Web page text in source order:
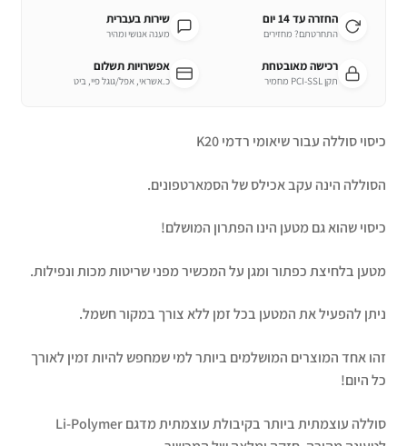
החזרה עד 14 יום
התחרטתם? מחזירים
שירות בעברית
מענה אנושי ומהיר
רכישה מאובטחת
תקן PCI-SSL מחמיר
אפשרויות תשלום
כ.אשראי, אפל/גוגל פיי, ביט
כיסוי סוללה עבור שיאומי רדמי K20
הסוללה הינה עקב אכילס של הסמארטפונים.
כיסוי שהוא גם מטען הינו הפתרון המושלם!
מטען בלחיצת כפתור ומגן על המכשיר מפני שריטות מכות ונפילות.
ניתן להפעיל את המטען בכל זמן ללא צורך במקור חשמל.
זהו אחד המוצרים המושלמים ביותר למי שמחפש להיות זמין לאורך
כל היום!
סוללה עוצמתית ביותר בקיבולת עוצמתית מדגם Li-Polymer